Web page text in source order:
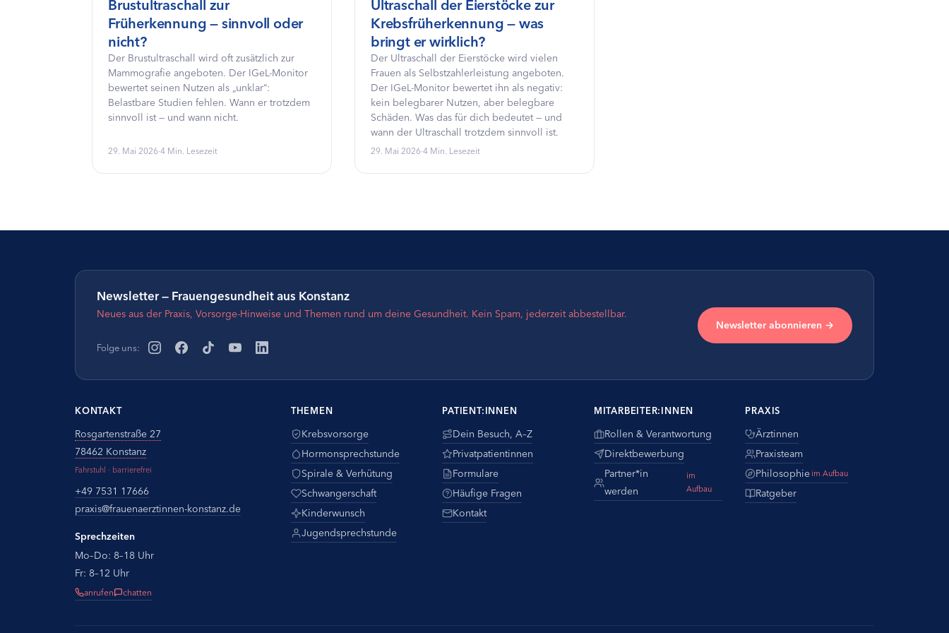
Brustultraschall zur
Früherkennung — sinnvoll oder
nicht?
Der Brustultraschall wird oft zusätzlich zur
Mammografie angeboten. Der IGeL-Monitor
bewertet seinen Nutzen als „unklar“:
Belastbare Studien fehlen. Wann er trotzdem
sinnvoll ist — und wann nicht.
29. Mai 2026·4 Min. Lesezeit
Ultraschall der Eierstöcke zur
Krebsfrüherkennung — was
bringt er wirklich?
Der Ultraschall der Eierstöcke wird vielen
Frauen als Selbstzahlerleistung angeboten.
Der IGeL-Monitor bewertet ihn als negativ:
kein belegbarer Nutzen, aber belegbare
Schäden. Was das für dich bedeutet — und
wann der Ultraschall trotzdem sinnvoll ist.
29. Mai 2026·4 Min. Lesezeit
Newsletter — Frauengesundheit aus Konstanz
Neues aus der Praxis, Vorsorge-Hinweise und Themen rund um deine Gesundheit. Kein Spam, jederzeit abbestellbar.
Folge uns:
Newsletter abonnieren →
KONTAKT
Rosgartenstraße 27
78462 Konstanz
Fahrstuhl · barrierefrei
+49 7531 17666
praxis@frauenaerztinnen-konstanz.de
Sprechzeiten
Mo–Do: 8–18 Uhr
Fr: 8–12 Uhr
anrufen chatten
THEMEN
Krebsvorsorge
Hormonsprechstunde
Spirale & Verhütung
Schwangerschaft
Kinderwunsch
Jugendsprechstunde
PATIENT:INNEN
Dein Besuch, A–Z
Privatpatientinnen
Formulare
Häufige Fragen
Kontakt
MITARBEITER:INNEN
Rollen & Verantwortung
Direktbewerbung
Partner*in
werden
im
Aufbau
PRAXIS
Ärztinnen
Praxisteam
Philosophie im Aufbau
Ratgeber